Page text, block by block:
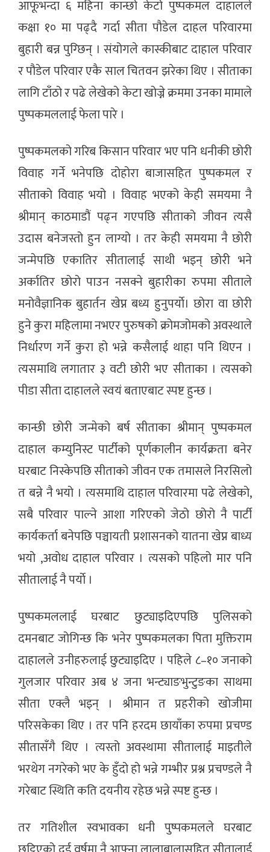
आफूभन्दा ६ महिना कान्छो केटो पुष्पकमल दाहालले
कक्षा १० मा पढ्दै गर्दा सीता पौडेल दाहल परिवारमा
बुहारी बन्न पुग्छिन् । संयोगले कास्कीबाट दाहाल परिवार
र पौडेल परिवार एकै साल चितवन झरेका थिए । सीताका
लागि टाँठो र पढे लेखेको केटा खोज्ने क्रममा उनका मामाले
पुष्पकमललाई फेला पारे ।
पुष्पकमलको गरिब किसान परिवार भए पनि धनीकी छोरी
विवाह गर्ने भनेपछि दोहोरा बाजासहित पुष्पकमल र
सीताको विवाह भयो । विवाह भएको केही समयमा नै
श्रीमान् काठमाडौं पढ्न गएपछि सीताको जीवन त्यसै
उदास बनेजस्तो हुन लाग्यो । तर केही समयमा नै छोरी
जन्मेपछि एकातिर सीतालाई साथी भइन् छोरी भने
अर्कातिर छोरो पाउन नसक्ने बुहारीका रुपमा सीताले
मनोवैज्ञानिक बुहार्तन खेप्न बध्य हुनुपर्याे। छोरा वा छोरी
हुने कुरा महिलामा नभएर पुरुषको क्रोमजोमको अवस्थाले
निर्धारण गर्ने कुरा हो भन्ने कसैलाई थाहा पनि थिएन ।
त्यसमाथि लगातार ३ वटी छोरी भए सीताका । त्यसको
पीडा सीता दाहालले स्वयं बताएबाट स्पष्ट हुन्छ ।
कान्छी छोरी जन्मेको बर्ष सीताका श्रीमान् पुष्पकमल
दाहाल कम्युनिस्ट पार्टीको पूर्णकालीन कार्यक्रता बनेर
घरबाट निस्केपछि सीताको जीवन एक तमासले निरसिलो
त बन्ने नै भयो । त्यसमाथि दाहाल परिवारमा पढे लेखेको,
सबै परिवार पाल्ने आशा गरिएको जेठो छोरो नै पार्टी
कार्यकर्ता बनेपछि पञ्चायती प्रशासनको यातना खेप्न बाध्य
भयो ,अवोध दाहाल परिवार । त्यसको पहिलो मार पनि
सीतालाई नै पर्याे ।
पुष्पकमललाई घरबाट छुट्याइदिएपछि पुलिसको
दमनबाट जोगिन्छ कि भनेर पुष्पकमलका पिता मुक्तिराम
दाहालले उनीहरुलाई छुट्याइदिए । पहिले ८–१० जनाको
गुलजार परिवार अब ४ जना भन्ट्याङभुन्टुङका साथमा
सीता एक्लै भइन् । श्रीमान त प्रहरीको खोजीमा
परिसकेका थिए । तर पनि हरदम छायाँका रुपमा प्रचण्ड
सीतासँगै थिए । त्यस्तो अवस्थामा सीतालाई माइतीले
भरथेग नगरेको भए के हुँदो हो भन्ने गम्भीर प्रश्न प्रचण्डले नै
गरेबाट स्थिति कति दयनीय रहेछ भन्ने स्पष्ट हुन्छ ।
तर गतिशील स्वभावका धनी पुष्पकमलले घरबाट